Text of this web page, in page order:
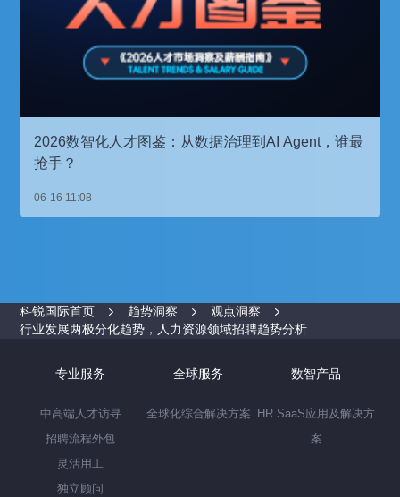
2026数智化人才图鉴：从数据治理到AI Agent，谁最
抢手？
06-16 11:08
科锐国际首页 趋势洞察
观点洞察
行业发展两极分化趋势，人力资源领域招聘趋势分析
专业服务
中高端人才访寻
招聘流程外包
灵活用工
独立顾问
全球服务
全球化综合解决方案
数智产品
HR SaaS应用及解决方
案